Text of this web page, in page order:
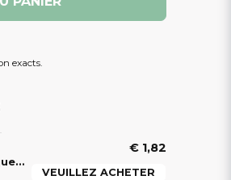
exacts.
Agrafe / Bague de fixation / Rivet plastique pour carrosserie – Ligier & Microcar
€ 1,82
VEUILLEZ ACHETER